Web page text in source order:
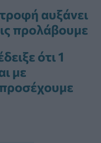
αυξάνει
προλάβουμε
ότι 1
με